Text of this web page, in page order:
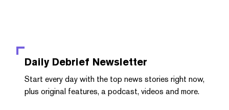
Daily Debrief Newsletter
Start every day with the top news stories right now,
plus original features, a podcast, videos and more.